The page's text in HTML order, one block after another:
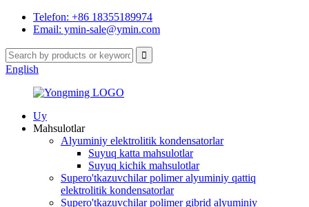
Telefon: +86 18355189974
Email: ymin-sale@ymin.com
English
Uy
Mahsulotlar
Alyuminiy elektrolitik kondensatorlar
Suyuq katta mahsulotlar
Suyuq kichik mahsulotlar
Supero'tkazuvchilar polimer alyuminiy qattiq
elektrolitik kondensatorlar
Supero'tkazuvchilar polimer gibrid alyuminiy